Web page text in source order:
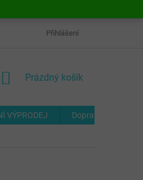
ODSTOUPENÍ OD SMLOUVY
Přihlášení
NÁKUPNÍ
Prázdný košík
VÝPRODEJ Doprava a platba